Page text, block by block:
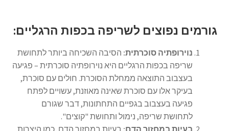
גורמים נפוצים לשריפה בכפות הרגליים:
נוירופתיה סוכרתית: הסיבה השכיחה ביותר לתחושת
שריפה בכפות הרגליים היא נוירופתיה סוכרתית – פגיעה
בעצבוב התוצאה ממחלת הסוכרת. חולים עם סוכרת,
בעיקר אלו עם סוכרת שאינה מאוזנת, עשויים לפתח
פגיעה בעצבוב בגפיים התחתונות, דבר שגורם
לתחושת שריפה, נימול ותחושת "קוצים".
בעיות במחזור הדם: בעיות במחזור הדם, כמו היצרות